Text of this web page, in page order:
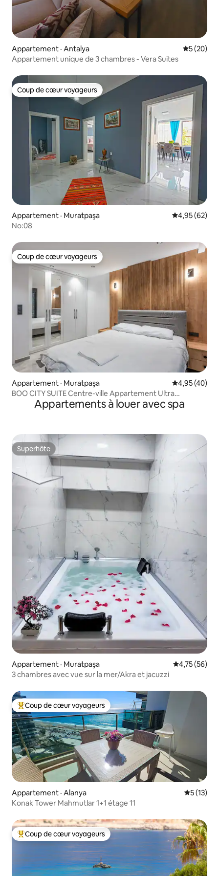
Appartement · Antalya Note
5 (20)
Appartement unique de 3 chambres - Vera Suites
Coup de cœur voyageurs
Coup de cœur voyageurs
Appartement · Muratpaşa Note
4,95 (62)
No:08
Coup de cœur voyageurs
Coup de cœur voyageurs
Appartement · Muratpaşa Note
4,95 (40)
BOO CITY SUITE Centre-ville Appartement Ultra
Luxueux-5Appartements à louer avec spa
Superhôte
Superhôte
Appartement · Muratpaşa Note
4,75 (56)
3 chambres avec vue sur la mer/Akra et jacuzzi
Coup de cœur voyageurs parmi les plus aimés
Coup de cœur voyageurs
Appartement · Alanya Note
5 (13)
Konak Tower Mahmutlar 1+1 étage 11
Coup de cœur voyageurs parmi les plus aimés
Coup de cœur voyageurs